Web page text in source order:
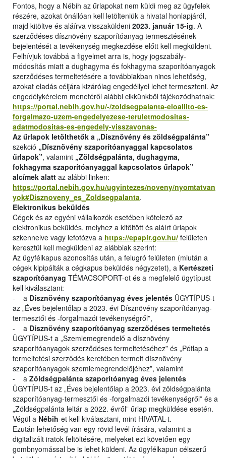
Fontos, hogy a Nébih az űrlapokat nem küldi meg az ügyfelek
részére, azokat önállóan kell letölteniük a hivatal honlapjáról,
majd kitöltve és aláírva visszaküldeni 2023. január 15-ig. A
szerződéses dísznövény-szaporítóanyag termesztésének
bejelentését a tevékenység megkezdése előtt kell megküldeni.
Felhívjuk továbbá a figyelmet arra is, hogy jogszabály-
módosítás miatt a dughagyma és fokhagyma szaporítóanyagok
szerződéses termeltetésére a továbbiakban nincs lehetőség,
azokat eladás céljára kizárólag engedéllyel lehet termeszteni. Az
engedélykérelem menetéről alábbi cikkünkből tájékozódhatnak:
https://portal.nebih.gov.hu/-/zoldsegpalanta-eloallito-es-
forgalmazo-uzem-engedelyezese-teruletmodositas-
adatmodositas-es-engedely-visszavonas-
Az űrlapok letölthetők a „Dísznövény és zöldségpalánta”
szekció „Dísznövény szaporítóanyaggal kapcsolatos
űrlapok”, valamint „Zöldségpalánta, dughagyma,
fokhagyma szaporítóanyaggal kapcsolatos űrlapok”
alcímek alatt az alábbi linken:
https://portal.nebih.gov.hu/ugyintezes/noveny/nyomtatvan
yok#Disznoveny_es_Zoldsegpalanta.
Elektronikus beküldés
Cégek és az egyéni vállalkozók esetében kötelező az
elektronikus beküldés, melyhez a kitöltött és aláírt űrlapok
szkennelve vagy lefotózva a https://epapir.gov.hu/ felületen
keresztül kell megküldeni az alábbiak szerint:
Az ügyfélkapus azonosítás után, a felugró felületen (miután a
cégek kipipálták a cégkapus beküldés négyzetet), a Kertészeti
szaporítóanyag TÉMACSOPORT-ot és a megfelelő ügytípust
kell kiválasztani:
- a Dísznövény szaporítóanyag éves jelentés ÜGYTÍPUS-t
az „Éves bejelentőlap a 2023. évi Dísznövény szaporítóanyag-
termesztői és -forgalmazói tevékenységről”,
- a Dísznövény szaporítóanyag szerződéses termeltetés
ÜGYTÍPUS-t a „Szemlemegrendelő a dísznövény
szaporítóanyagok szerződéses termeltetéséhez” és „Pótlap a
termeltetési szerződés keretében termelt dísznövény
szaporítóanyagok szemlemegrendelőjéhez”, valamint
- a Zöldségpalánta szaporítóanyag éves jelentés
ÜGYTÍPUS-t az „Éves bejelentőlap a 2023. évi zöldségpalánta
szaporítóanyag-termesztői és -forgalmazói tevékenységről” és a
„Zöldségpalánta leltár a 2022. évről” űrlap megküldése esetén.
Végül a Nébih-et kell kiválasztani, mint HIVATAL-t.
Ezután lehetőség van egy rövid levél írására, valamint a
digitalizált iratok feltöltésére, melyeket ezt követően egy
gombnyomással be is lehet küldeni. Az ügyfélkapun célszerű